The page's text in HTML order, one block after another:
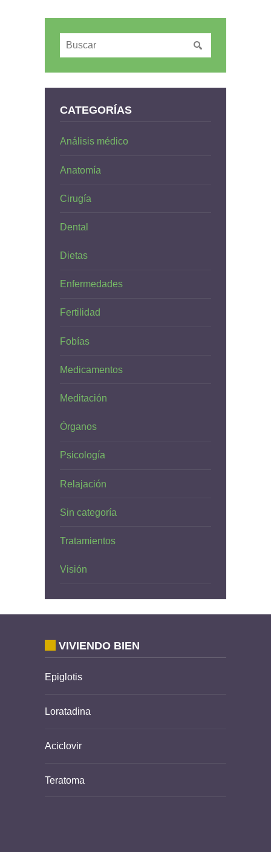
CATEGORÍAS
Análisis médico
Anatomía
Cirugía
Dental
Dietas
Enfermedades
Fertilidad
Fobías
Medicamentos
Meditación
Órganos
Psicología
Relajación
Sin categoría
Tratamientos
Visión
VIVIENDO BIEN
Epiglotis
Loratadina
Aciclovir
Teratoma